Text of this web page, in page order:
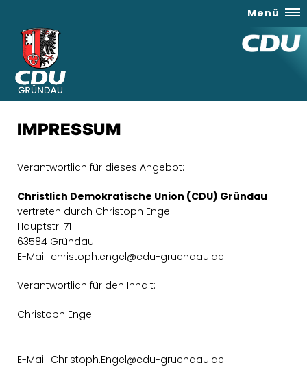
Menü
IMPRESSUM
Verantwortlich für dieses Angebot:
Christlich Demokratische Union (CDU) Gründau
vertreten durch Christoph Engel
Hauptstr. 71
63584 Gründau
E-Mail: christoph.engel@cdu-gruendau.de
Verantwortlich für den Inhalt:
Christoph Engel
E-Mail: Christoph.Engel@cdu-gruendau.de